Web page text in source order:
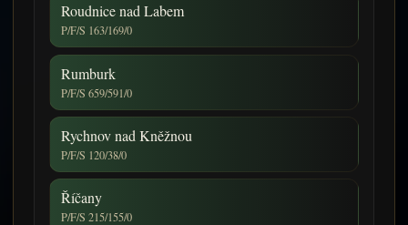
Roudnice nad Labem
P/F/S 163/169/0
Rumburk
P/F/S 659/591/0
Rychnov nad Kněžnou
P/F/S 120/38/0
Říčany
P/F/S 215/155/0